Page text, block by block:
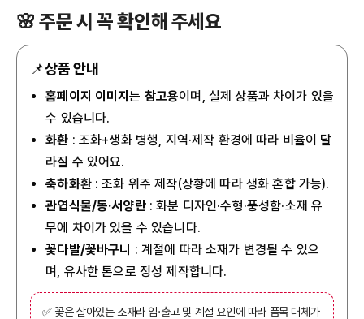
🌸 주문 시 꼭 확인해 주세요
📌상품 안내
홈페이지 이미지는 참고용이며, 실제 상품과 차이가 있을
수 있습니다.
화환 : 조화+생화 병행, 지역·제작 환경에 따라 비율이 달
라질 수 있어요.
축하화환 : 조화 위주 제작(상황에 따라 생화 혼합 가능).
관엽식물/동·서양란 : 화분 디자인·수형·풍성함·소재 유
무에 차이가 있을 수 있습니다.
꽃다발/꽃바구니 : 계절에 따라 소재가 변경될 수 있으
며, 유사한 톤으로 정성 제작합니다.
✅ 꽃은 살아있는 소재라 입·출고 및 계절 요인에 따라 품목 대체가